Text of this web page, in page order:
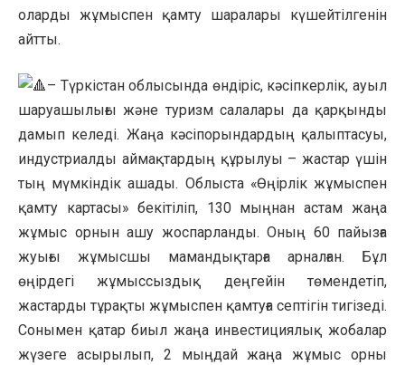
оларды жұмыспен қамту шаралары күшейтілгенін
айтты.
– Түркістан облысында өндіріс, кәсіпкерлік, ауыл
шаруашылығы және туризм салалары да қарқынды
дамып келеді. Жаңа кәсіпорындардың қалыптасуы,
индустриалды аймақтардың құрылуы – жастар үшін
тың мүмкіндік ашады. Облыста «Өңірлік жұмыспен
қамту картасы» бекітіліп, 130 мыңнан астам жаңа
жұмыс орнын ашу жоспарланды. Оның 60 пайызға
жуығы жұмысшы мамандықтарға арналған. Бұл
өңірдегі жұмыссыздық деңгейін төмендетіп,
жастарды тұрақты жұмыспен қамтуға септігін тигізеді.
Сонымен қатар биыл жаңа инвестициялық жобалар
жүзеге асырылып, 2 мыңдай жаңа жұмыс орны